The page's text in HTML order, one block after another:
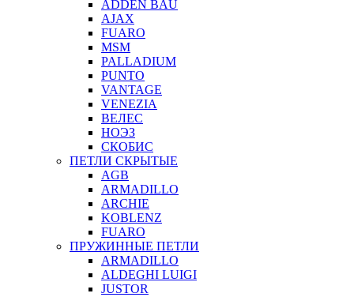
ADDEN BAU
AJAX
FUARO
MSM
PALLADIUM
PUNTO
VANTAGE
VENEZIA
ВЕЛЕС
НОЭЗ
СКОБИС
ПЕТЛИ СКРЫТЫЕ
AGB
ARMADILLO
ARCHIE
KOBLENZ
FUARO
ПРУЖИННЫЕ ПЕТЛИ
ARMADILLO
ALDEGHI LUIGI
JUSTOR